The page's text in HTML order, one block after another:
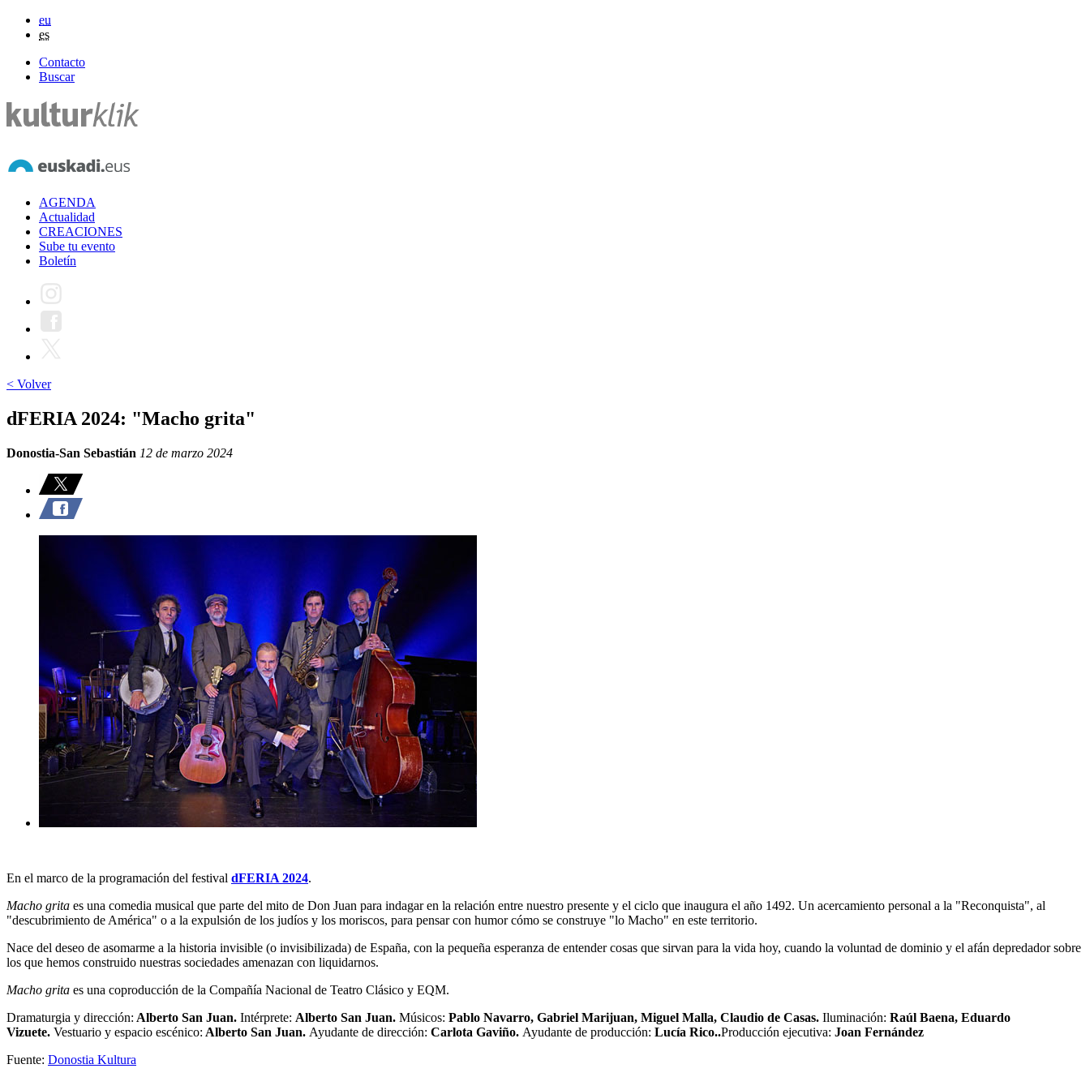
eu
es
Contacto
Buscar
AGENDA
Actualidad
CREACIONES
Sube tu evento
Boletín
< Volver
dFERIA 2024: "Macho grita"
Donostia-San Sebastián 12 de marzo 2024
En el marco de la programación del festival dFERIA 2024.
Macho grita es una comedia musical que parte del mito de Don Juan para indagar en la relación entre nuestro presente y el ciclo que inaugura el año 1492. Un acercamiento personal a la "Reconquista", al
"descubrimiento de América" o a la expulsión de los judíos y los moriscos, para pensar con humor cómo se construye "lo Macho" en este territorio.
Nace del deseo de asomarme a la historia invisible (o invisibilizada) de España, con la pequeña esperanza de entender cosas que sirvan para la vida hoy, cuando la voluntad de dominio y el afán depredador sobre
los que hemos construido nuestras sociedades amenazan con liquidarnos.
Macho grita es una coproducción de la Compañía Nacional de Teatro Clásico y EQM.
Dramaturgia y dirección: Alberto San Juan. Intérprete: Alberto San Juan. Músicos: Pablo Navarro, Gabriel Marijuan, Miguel Malla, Claudio de Casas. Iluminación: Raúl Baena, Eduardo
Vizuete. Vestuario y espacio escénico: Alberto San Juan. Ayudante de dirección: Carlota Gaviño. Ayudante de producción: Lucía Rico..Producción ejecutiva: Joan Fernández
Fuente: Donostia Kultura